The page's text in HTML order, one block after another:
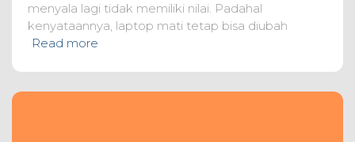
menyala lagi tidak memiliki nilai. Padahal
kenyataannya, laptop mati tetap bisa diubah
Read more